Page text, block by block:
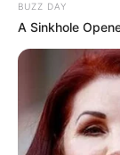
BUZZ DAY
A Sinkhole